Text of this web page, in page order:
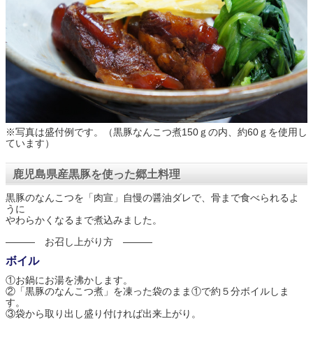
※写真は盛付例です。（黒豚なんこつ煮150ｇの内、約60ｇを使用し
ています）
鹿児島県産黒豚を使った郷土料理
黒豚のなんこつを「肉宣」自慢の醤油ダレで、骨まで食べられるよ
うに
やわらかくなるまで煮込みました。
――― お召し上がり方 ―――
ボイル
①お鍋にお湯を沸かします。
②「黒豚のなんこつ煮」を凍った袋のまま①で約５分ボイルしま
す。
③袋から取り出し盛り付ければ出来上がり。